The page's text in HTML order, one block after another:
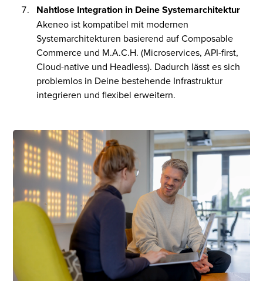
Nahtlose Integration in Deine Systemarchitektur
Akeneo ist kompatibel mit modernen
Systemarchitekturen basierend auf Composable
Commerce und M.A.C.H. (Microservices, API-first,
Cloud-native und Headless). Dadurch lässt es sich
problemlos in Deine bestehende Infrastruktur
integrieren und flexibel erweitern.